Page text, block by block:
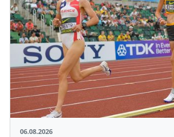
06.08.2026